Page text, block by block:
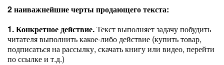
2 наиважнейшие черты продающего текста:
1. Конкретное действие.Текст выполняет задачу побудить
читателя выполнить какое-либо действие (купить товар,
подписаться на рассылку, скачать книгу или видео, перейти
по ссылке и т.д.)